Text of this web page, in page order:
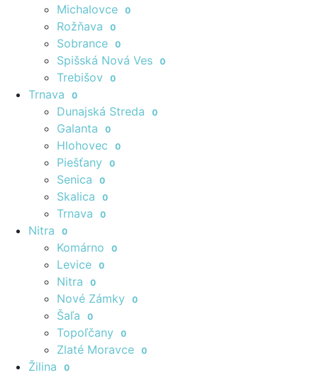
Michalovce 0
Rožňava 0
Sobrance 0
Spišská Nová Ves 0
Trebišov 0
Trnava 0
Dunajská Streda 0
Galanta 0
Hlohovec 0
Piešťany 0
Senica 0
Skalica 0
Trnava 0
Nitra 0
Komárno 0
Levice 0
Nitra 0
Nové Zámky 0
Šaľa 0
Topoľčany 0
Zlaté Moravce 0
Žilina 0